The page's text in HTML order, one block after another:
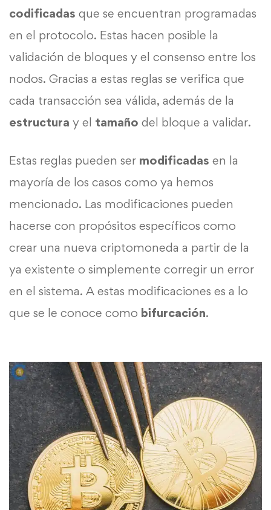
codificadas que se encuentran programadas
en el protocolo. Estas hacen posible la
validación de bloques y el consenso entre los
nodos. Gracias a estas reglas se verifica que
cada transacción sea válida, además de la
estructura y el tamaño del bloque a validar.
Estas reglas pueden ser modificadas en la
mayoría de los casos como ya hemos
mencionado. Las modificaciones pueden
hacerse con propósitos específicos como
crear una nueva criptomoneda a partir de la
ya existente o simplemente corregir un error
en el sistema. A estas modificaciones es a lo
que se le conoce como bifurcación.